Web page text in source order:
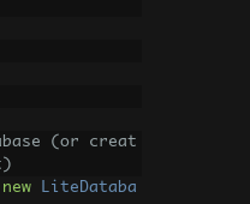
(or creat
new
LiteDataba